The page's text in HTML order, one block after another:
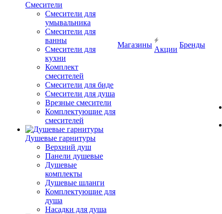
Смесители
Смесители для
умывальника
Смесители для
ванны
Смесители для
кухни
Комплект
смесителей
Смесители для биде
Смесители для душа
Врезные смесители
Комплектующие для
смесителей
Душевые гарнитуры
Верхний душ
Панели душевые
Душевые
комплекты
Душевые шланги
Комплектующие для
душа
Насадки для душа
Магазины
Акции
Бренды